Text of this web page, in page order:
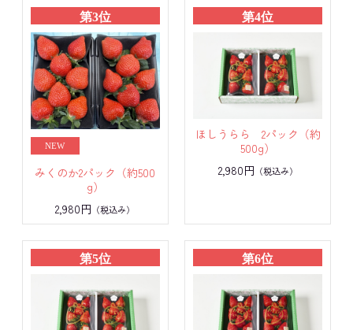
第3位
みくのか2パック（約500
g）
2,980円 （税込み）
第4位
ほしうらら 2パック（約
500g）
2,980円 （税込み）
第5位 第6位